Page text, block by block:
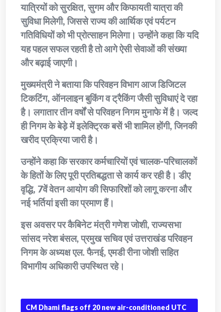
यात्रियों को सुरक्षित, सुगम और किफायती यात्रा की
सुविधा मिलेगी, जिससे राज्य की आर्थिक एवं पर्यटन
गतिविधियों को भी प्रोत्साहन मिलेगा। उन्होंने कहा कि यदि
यह पहल सफल रहती है तो आगे ऐसी सेवाओं की संख्या
और बढ़ाई जाएगी।
मुख्यमंत्री ने बताया कि परिवहन विभाग आज डिजिटल
टिकटिंग, ऑनलाइन बुकिंग व ट्रैकिंग जैसी सुविधाएं दे रहा
है। लगातार तीन वर्षों से परिवहन निगम मुनाफे में है। जल्द
ही निगम के बेड़े में इलेक्ट्रिक बसें भी शामिल होंगी, जिनकी
खरीद प्रक्रिया जारी है।
उन्होंने कहा कि सरकार कर्मचारियों एवं चालक-परिचालकों
के हितों के लिए पूरी प्रतिबद्धता से कार्य कर रही है। डीए
वृद्धि, 7वें वेतन आयोग की सिफारिशों को लागू करना और
नई भर्तियां इसी का प्रमाण हैं।
इस अवसर पर कैबिनेट मंत्री गणेश जोशी, राज्यसभा
सांसद नरेश बंसल, प्रमुख सचिव एवं उत्तराखंड परिवहन
निगम के अध्यक्ष एल. फैनई, एमडी रीना जोशी सहित
विभागीय अधिकारी उपस्थित रहे।
CM Dhami flags off 20 new air-conditioned UTC